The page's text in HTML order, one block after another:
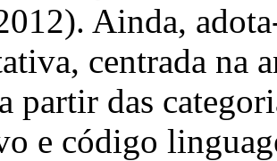
Ainda,
centrada na
partir das
e código